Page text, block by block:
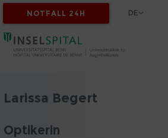
NOTFALL 24H DE
Larissa Begert
Optikerin